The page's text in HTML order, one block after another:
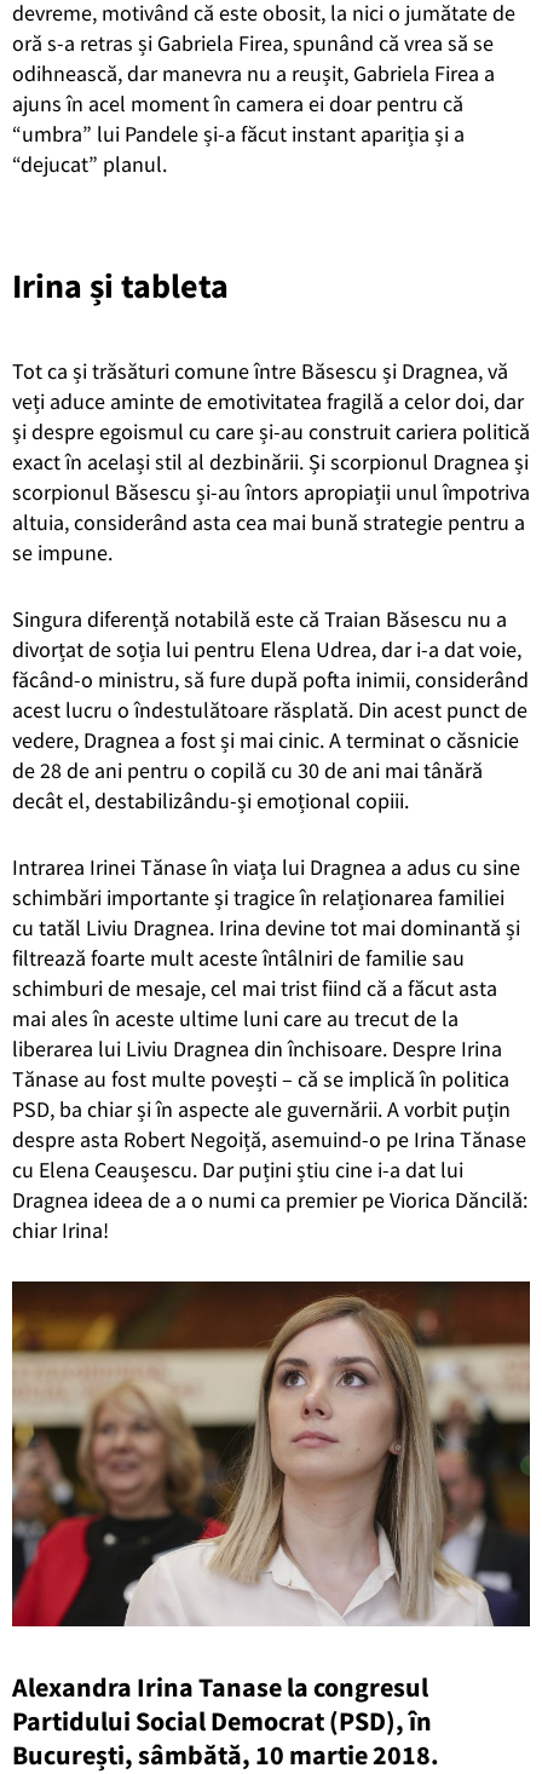
devreme, motivând că este obosit, la nici o jumătate de
oră s-a retras și Gabriela Firea, spunând că vrea să se
odihnească, dar manevra nu a reușit, Gabriela Firea a
ajuns în acel moment în camera ei doar pentru că
“umbra” lui Pandele și-a făcut instant apariția și a
“dejucat” planul.
Irina și tableta
Tot ca și trăsături comune între Băsescu și Dragnea, vă
veți aduce aminte de emotivitatea fragilă a celor doi, dar
și despre egoismul cu care și-au construit cariera politică
exact în același stil al dezbinării. Și scorpionul Dragnea și
scorpionul Băsescu și-au întors apropiații unul împotriva
altuia, considerând asta cea mai bună strategie pentru a
se impune.
Singura diferență notabilă este că Traian Băsescu nu a
divorțat de soția lui pentru Elena Udrea, dar i-a dat voie,
făcând-o ministru, să fure după pofta inimii, considerând
acest lucru o îndestulătoare răsplată. Din acest punct de
vedere, Dragnea a fost și mai cinic. A terminat o căsnicie
de 28 de ani pentru o copilă cu 30 de ani mai tânără
decât el, destabilizându-și emoțional copiii.
Intrarea Irinei Tănase în viața lui Dragnea a adus cu sine
schimbări importante și tragice în relaționarea familiei
cu tatăl Liviu Dragnea. Irina devine tot mai dominantă și
filtrează foarte mult aceste întâlniri de familie sau
schimburi de mesaje, cel mai trist fiind că a făcut asta
mai ales în aceste ultime luni care au trecut de la
liberarea lui Liviu Dragnea din închisoare. Despre Irina
Tănase au fost multe povești – că se implică în politica
PSD, ba chiar și în aspecte ale guvernării. A vorbit puțin
despre asta Robert Negoiță, asemuind-o pe Irina Tănase
cu Elena Ceaușescu. Dar puțini știu cine i-a dat lui
Dragnea ideea de a o numi ca premier pe Viorica Dăncilă:
chiar Irina!
Alexandra Irina Tanase la congresul
Partidului Social Democrat (PSD), în
București, sâmbătă, 10 martie 2018.